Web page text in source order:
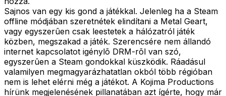
Sajnos van egy kis gond a játékkal. Jelenleg ha a Steam
offline módjában szeretnétek elindítani a Metal Geart,
vagy egyszerûen csak leestetek a hálózatról játék
közben, megszakad a játék. Szerencsére nem állandó
internet kapcsolatot igénylõ DRM-rõl van szó,
egyszerûen a Steam gondokkal küszködik. Ráadásul
valamilyen megmagyarázhatatlan okból több régióban
nem is lehet elérni még a játékot. A Kojima Productions
hírünk megjelenésének pillanatában azt ígérte, hogy már